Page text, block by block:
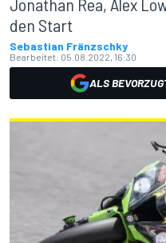
den Start
Sebastian Fränzschky
Bearbeitet: 05.08.2022, 16:30
ALS